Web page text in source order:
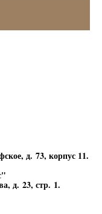
д. 73, корпус 11.
д. 23, стр. 1.